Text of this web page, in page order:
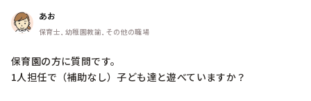
あお
保育士, 幼稚園教諭, その他の職場
保育園の方に質問です。
1人担任で（補助なし）子ども達と遊べていますか？